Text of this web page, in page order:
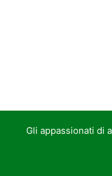
Gli appassionati di